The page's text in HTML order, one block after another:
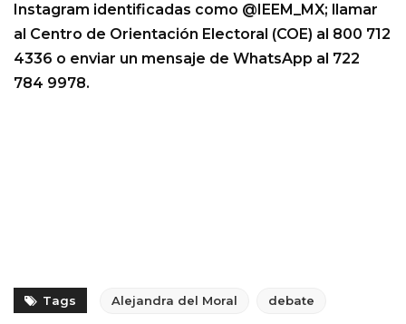
Instagram identificadas como @IEEM_MX; llamar
al Centro de Orientación Electoral (COE) al 800 712
4336 o enviar un mensaje de WhatsApp al 722
784 9978.
Tags Alejandra del Moral debate